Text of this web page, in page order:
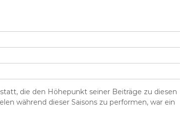
die den Höhepunkt seiner Beiträge zu diesen
während dieser Saisons zu performen, war ein